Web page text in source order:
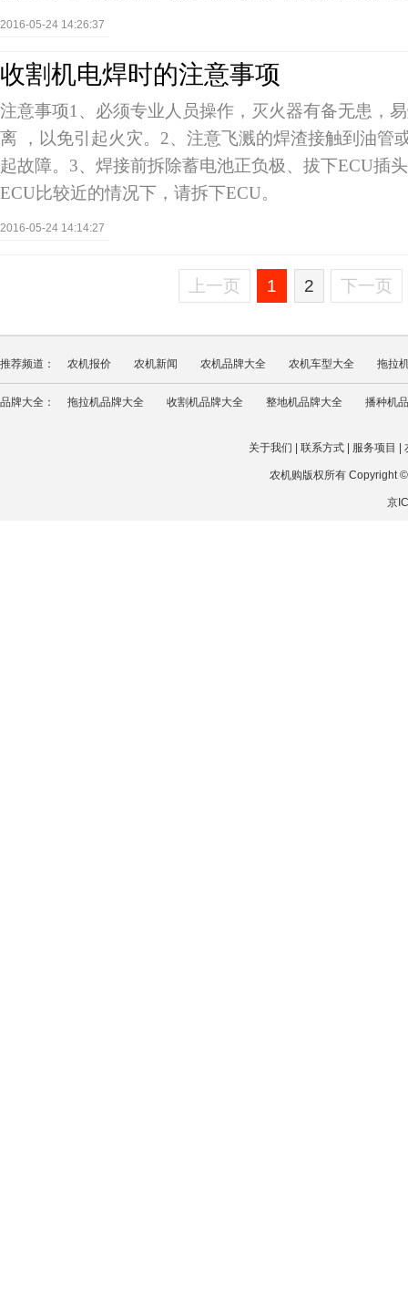
2016-05-24 14:26:37
收割机电焊时的注意事项
注意事项1、必须专业人员操作，灭火器有备无患，
离 ，以免引起火灾。2、注意飞溅的焊渣接触到油管
起故障。3、焊接前拆除蓄电池正负极、拔下ECU插
ECU比较近的情况下，请拆下ECU。
2016-05-24 14:14:27
上一页 1 2 下一页
推荐频道： 农机报价 农机新闻 农机品牌大全 农机车型大全 拖拉
品牌大全： 拖拉机品牌大全 收割机品牌大全 整地机品牌大全 播种机
关于我们 联系方式| 服务项目
农机购版权所有 Copyright
京